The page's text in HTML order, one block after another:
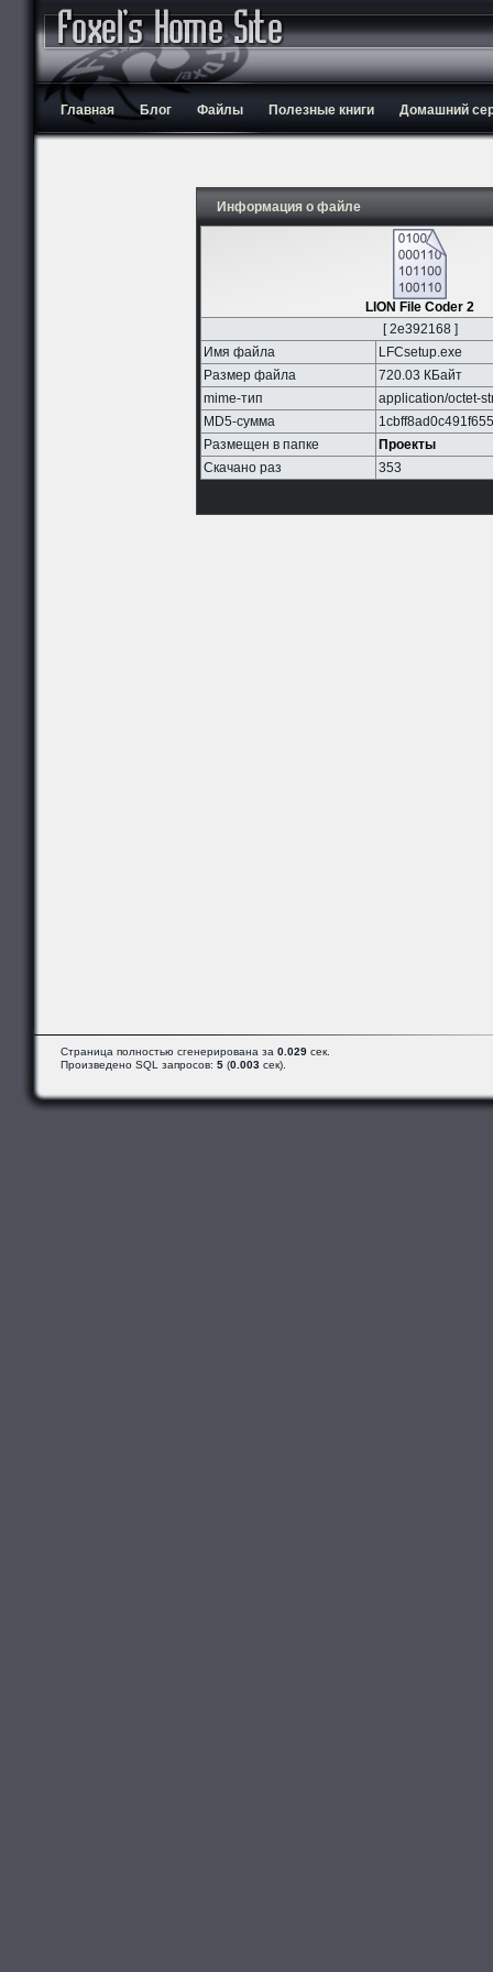
Главная Блог Файлы Полезные книги Домашний
Информация о файле
LION File Coder 2
[ 2e392168 ]
Имя файла
LFCsetup.exe
Размер файла
720.03 КБайт
mime-тип
application/octet-
MD5-сумма
Размещен в папке
Проекты
Скачано раз
353
Страница полностью сгенерирована за 0.029 сек.
Произведено SQL запросов: 5 (0.003 сек).